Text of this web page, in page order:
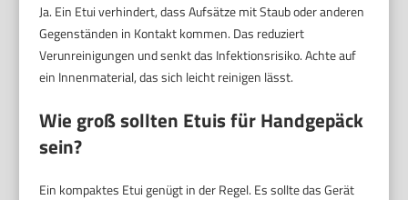
Ja. Ein Etui verhindert, dass Aufsätze mit Staub oder anderen
Gegenständen in Kontakt kommen. Das reduziert
Verunreinigungen und senkt das Infektionsrisiko. Achte auf
ein Innenmaterial, das sich leicht reinigen lässt.
Wie groß sollten Etuis für Handgepäck
sein?
Ein kompaktes Etui genügt in der Regel. Es sollte das Gerät